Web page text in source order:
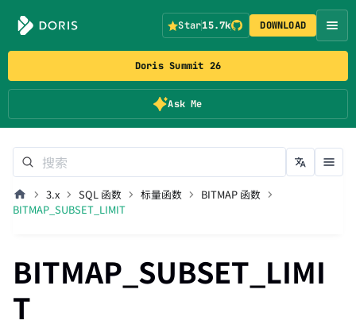
Doris Summit 26
Ask Me
Star15.7k DOWNLOAD
3.x SQL 函数 标量函数
BITMAP 函数
BITMAP_SUBSET_LIMIT
BITMAP_SUBSET_LIMI
T